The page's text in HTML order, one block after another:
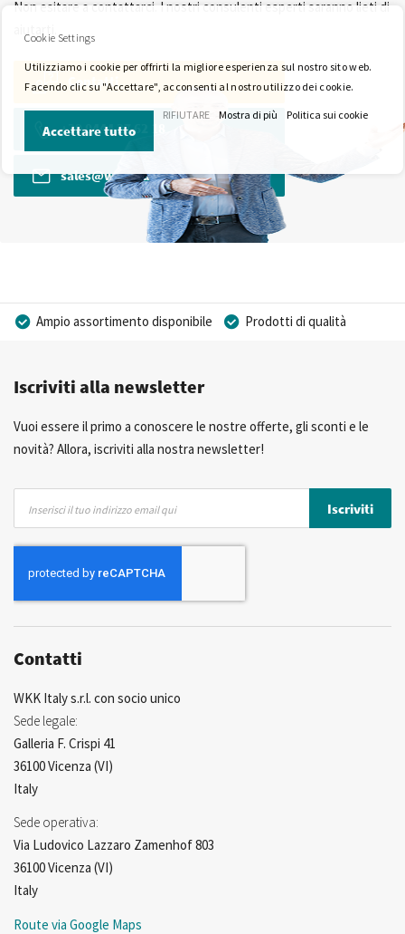
Non esitare a contattarci. I nostri consulenti esperti saranno lieti di
Contatti
+39 0444 27 62 18
sales@wkk-europe.it
Ampio assortimento disponibile
Prodotti di qualità
Consulenza Personalizzata
Iscriviti alla newsletter
Vuoi essere il primo a conoscere le nostre offerte, gli sconti e le
novità? Allora, iscriviti alla nostra newsletter!
nostra
Newsletter:
Iscriviti
Contatti
WKK Italy s.r.l. con socio unico
Sede legale:
Galleria F. Crispi 41
36100 Vicenza (VI)
Italy
Sede operativa:
Via Ludovico Lazzaro Zamenhof 803
36100 Vicenza (VI)
Italy
Route via Google Maps
Cookie Settings
Utilizziamo i cookie per offrirti la migliore esperienza sul nostro sito web.
Facendo clic su "Accettare", acconsenti al nostro utilizzo dei cookie.
Accettare tutto
RIFIUTARE Mostra di più Politica sui cookie